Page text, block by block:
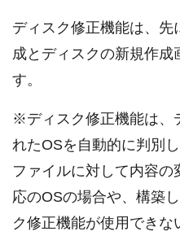
ディスク修正機能は、
成とディスクの新規作成
す。
※ディスク修正機能は、
れたOSを自動的に判別
ファイルに対して内容
応のOSの場合や、構築
ク修正機能が使用できな